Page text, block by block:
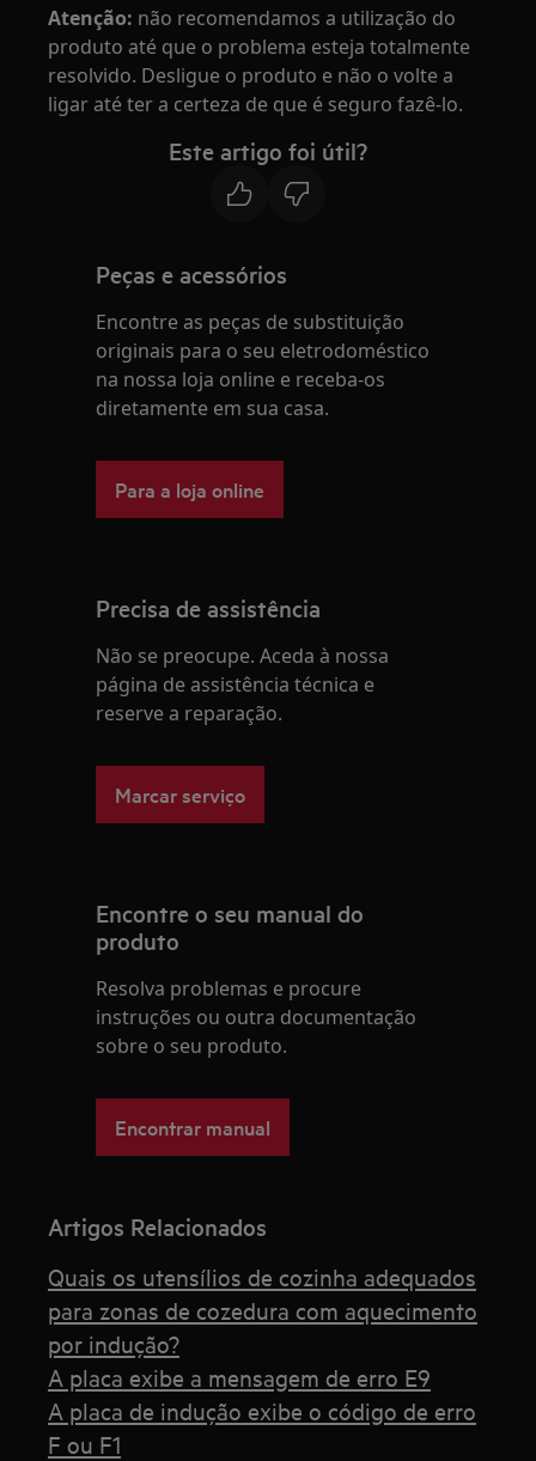
Atenção: não recomendamos a utilização do
produto até que o problema esteja totalmente
resolvido. Desligue o produto e não o volte a
ligar até ter a certeza de que é seguro fazê-lo.
Este artigo foi útil?
Peças e acessórios
Encontre as peças de substituição
originais para o seu eletrodoméstico
na nossa loja online e receba-os
diretamente em sua casa.
Para a loja online
Precisa de assistência
Não se preocupe. Aceda à nossa
página de assistência técnica e
reserve a reparação.
Marcar serviço
Encontre o seu manual do
produto
Resolva problemas e procure
instruções ou outra documentação
sobre o seu produto.
Encontrar manual
Artigos Relacionados
Quais os utensílios de cozinha adequados
para zonas de cozedura com aquecimento
por indução?
A placa exibe a mensagem de erro E9
A placa de indução exibe o código de erro
F ou F1